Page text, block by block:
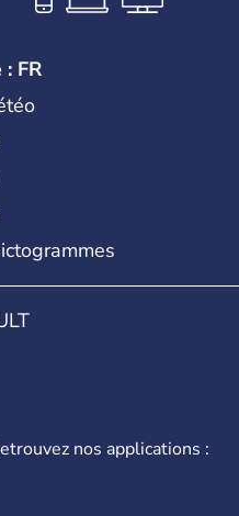
FR
nos applications :